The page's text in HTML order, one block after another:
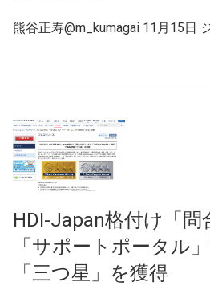
熊谷正寿@m_kumagai 11月15日
HDI-Japan格付け「
「サポートポータル
「三つ星」を獲得